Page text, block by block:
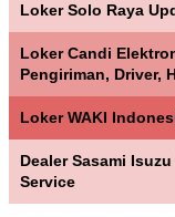
Loker Solo Raya
Loker Candi
Pengiriman, Driver,
Loker WAKI
Dealer Sasami
Service